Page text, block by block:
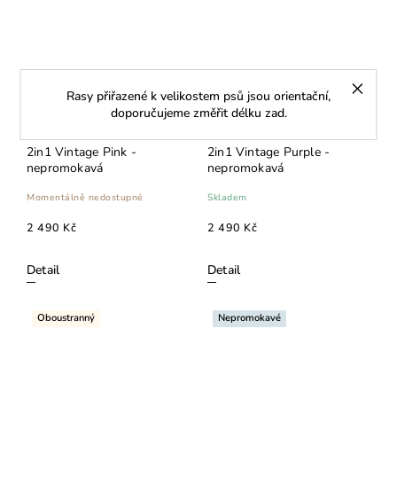
Rasy přiřazené k velikostem psů jsou orientační,
doporučujeme změřit délku zad.
2in1 Vintage Pink -
nepromokavá
Momentálně nedostupné
2 490 Kč
Detail
2in1 Vintage Purple -
nepromokavá
Skladem
2 490 Kč
Detail
Oboustranný Nepromokavé